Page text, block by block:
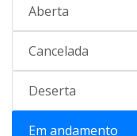
Aberta
Cancelada
Deserta
Em andamento